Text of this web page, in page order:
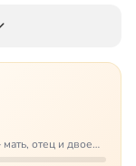
отец и двое
столько проблем